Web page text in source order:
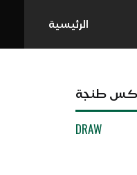
الرئيسية
طنجة
DRAW